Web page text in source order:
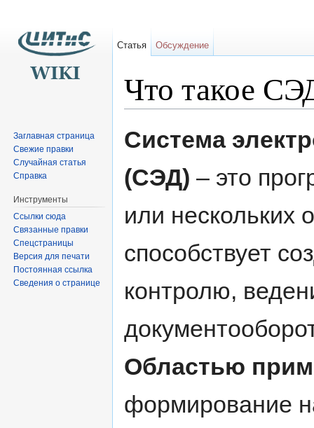
Что такое
Система
(СЭД) – это
или нескольких
способствует
контролю,
Областью
формирование
Статья Обсуждение
Заглавная страница
Свежие правки
Случайная статья
Справка
Инструменты
Ссылки сюда
Связанные правки
Спецстраницы
Версия для печати
Постоянная ссылка
Сведения о странице